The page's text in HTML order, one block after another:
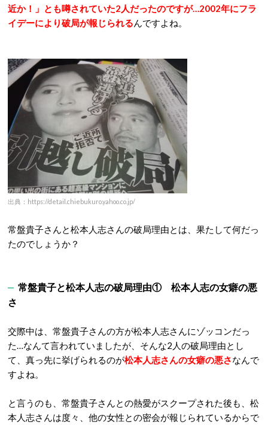
近か！」とも噂されていた2人だったのですが…2002年にフラ
イデーにより破局が報じられるんですよね。
出典：https://detail.chiebukuro.yahoo.co.jp/
常盤貴子さんと松本人志さんの破局理由とは、果たして何だっ
たのでしょうか？
常盤貴子と松本人志の破局理由① 松本人志の女癖の悪
さ
交際中は、常盤貴子さんの方が松本人志さんにゾッコンだっ
た…なんて言われていましたが、そんな2人の破局理由とし
て、真っ先に挙げられるのが松本人志さんの女癖の悪さなんで
すよね。
と言うのも、常盤貴子さんとの熱愛がスクープされた後も、松
本人志さんは度々、他の女性との密会が報じられているからで